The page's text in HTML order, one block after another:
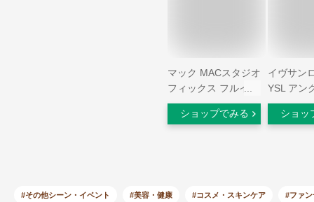
マック MACスタジオ
フィックス フルイッ
ド SPF25/PA++
#N18 5ml【ミニサイ
ショップでみる
イヴサン
YSL アン
ー ルクッ
ニ 5g 20
ル便無料
ショッ
#その他シーン・イベント #美容・健康 #コスメ・スキンケア #ファ